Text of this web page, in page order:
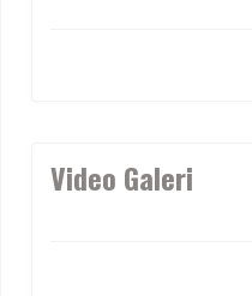
Video Galeri